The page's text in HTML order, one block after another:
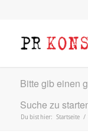
Bitte gib einen
Suche zu
Du bist hier: Startseite /